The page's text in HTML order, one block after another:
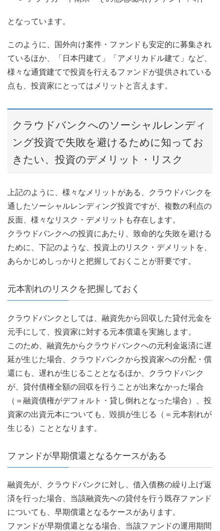
となっています。
このように、国外向け案件・ファンドも安定的に募集され
ているほか、「日本円建て」「アメリカドル建て」など、
様々な通貨建てで投資を行えるファンドが提供されている
点も、投資家にとってはメリットと言えます。
クラウドバンクへのソーシャルレンディ
ング投資で失敗を避けるために知ってお
きたい、投資のデメリット・リスク
上記のように、様々なメリットがある、クラウドバンクを
通したソーシャルレンディング投資ですが、複数の利点の
反面、様々なリスク・デメリットも存在します。
クラウドバンクへの投資にあたり、致命的な失敗を避ける
ために、下記のような、投資上のリスク・デメリットを、
あらかじめしっかりと把握しておくことが肝要です。
元本割れのリスクを把握しておく
クラウドバンクとしては、融資先から回収した貸付元金を
元手にして、投資家に対する元本償還を実施します。
このため、融資先からクラウドバンクへの元利金返済に遅
延が生じた場合、クラウドバンクから投資家への分配・償
還にも、遅れが生じることとなるほか、クラウドバンク
が、貸付債権全額の回収を行うことが出来なかった場合
（＝融資債権がデフォルト・貸し倒れとなった場合）、投
資家の出資元本についても、毀損が生じる（＝元本割れが
生じる）こととなります。
ファンドが早期償還となるケースがある
融資先が、クラウドバンクに対し、借入債務の繰り上げ返
済を行った場合、当該融資先への貸付を行う既存ファンド
についても、早期償還となるケースがあります。
ファンドが早期償還となる場合、当該ファンドの運用期間